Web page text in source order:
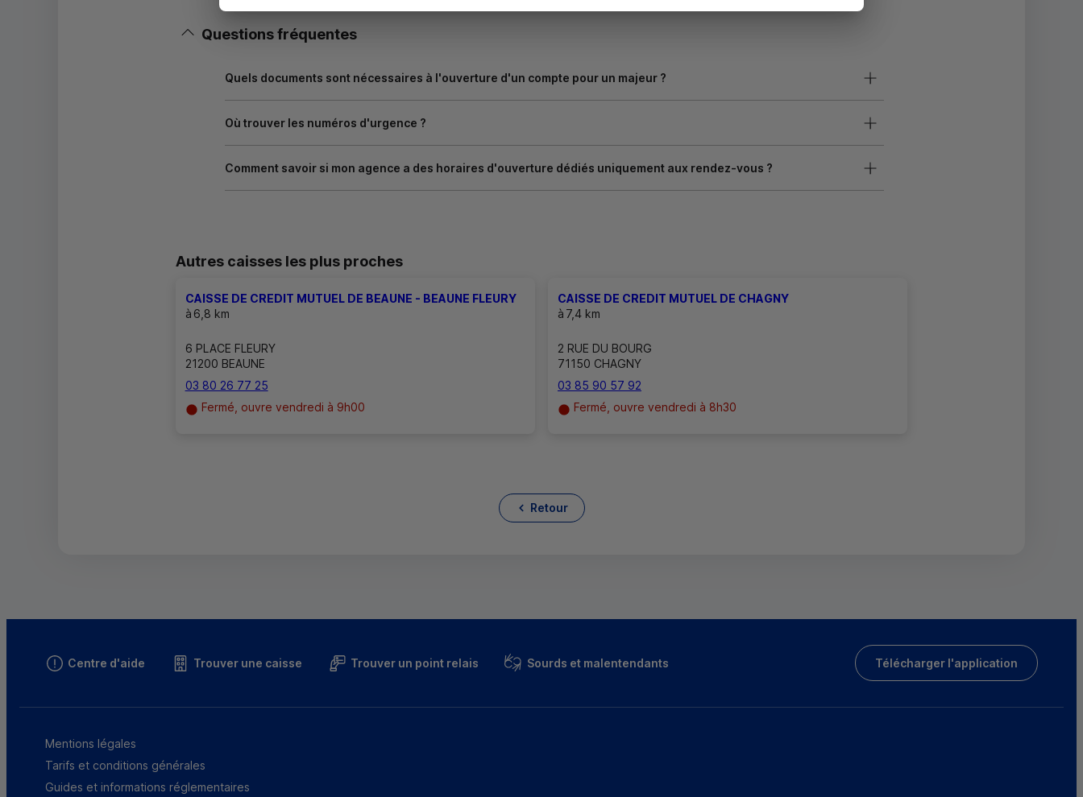
Questions fréquentes
Quels documents sont nécessaires à l'ouverture d'un compte pour un majeur ?
Où trouver les numéros d'urgence ?
Comment savoir si mon agence a des horaires d'ouverture dédiés uniquement aux rendez-vous ?
Autres caisses les plus proches
CAISSE DE CREDIT MUTUEL DE BEAUNE - BEAUNE FLEURY
à 6,8 km
6 PLACE FLEURY
21200 BEAUNE
03 80 26 77 25
Fermé, ouvre vendredi à 9h00
CAISSE DE CREDIT MUTUEL DE CHAGNY
à 7,4 km
2 RUE DU BOURG
71150 CHAGNY
03 85 90 57 92
Fermé, ouvre vendredi à 8h30
Retour
Centre d'aide Trouver une caisse Trouver un point relais Sourds et malentendants Télécharger l'application
Mentions légales
Tarifs et conditions générales
Guides et informations réglementaires